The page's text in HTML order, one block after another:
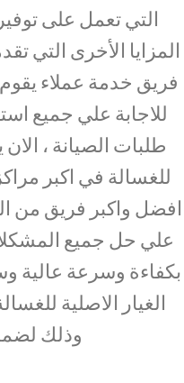
التي تعمل على
المزايا الأخرى التي
للاجابة علي جميع
طلبات الصيانة ،
للغسالة في اكبر
افضل واكبر فريق من
علي حل جميع
بكفاءة وسرعة
الغيار الاصلية
وذلك